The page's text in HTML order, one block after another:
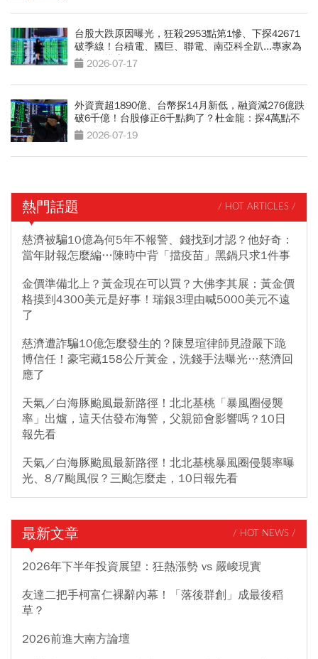
台股大跌原因曝光，狂殺2953點第1慘、下探42671
破季線！台積電、國巨、聯電、南亞科全趴...專家為
何說別摸底
2026-07-17
外資賣超1890億、台幣探14月新低，融資減276億跌
破6千億！台股修正6千點夠了？杜金龍：探4萬點不
無可能
2026-07-19
熱門話題 / HOT ARTICLES /
慈濟被騙10億為何5年不報警、錢找到才認？他好奇：
當年財報怎麼編…陳時中背「擋疫苗」黑鍋只求1件事
金價準備北上？黃金現在可以買？大佛李其展：黃金價
格摸到4300美元是好事！瑞銀3理由喊5000美元不遠
了
慈濟遭詐騙10億怎麼發生的？陳昱瑄律師見證嚴下跪
博信任！豪宅藏158公斤黃金，洗錢手法曝光…慈濟回
應了
天氣／白海豚颱風最新路徑！北北基桃「暴風圈侵襲
率」出爐，這天估發布海警，父親節會影響嗎？10日
報先看
天氣／白海豚颱風最新路徑！北北基桃暴風圈侵襲率曝
光、8/7颱風假？三颱怎麼走，10日報先看
最新文章 / HOT NEWS /
2026年下半年投資展望：狂熱漲勢 vs 嚴峻現實
友達二把手柯富仁裸辭內幕！「落後群創」成最後稻
草？
2026前進大南方論壇